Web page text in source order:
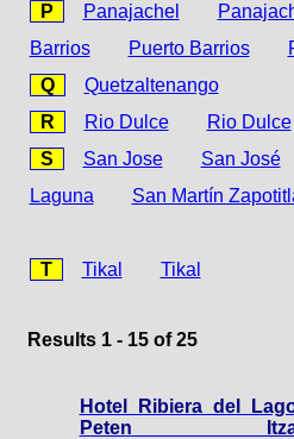
P
Panajachel
Barrios
Puerto Barrios
Q
Quetzaltenango
R
Rio Dulce
Rio Dulce
S
San Jose San José
Laguna
San Martín
T Tikal Tikal
Results 1 - 15 of 25
Hotel Ribiera del
Peten